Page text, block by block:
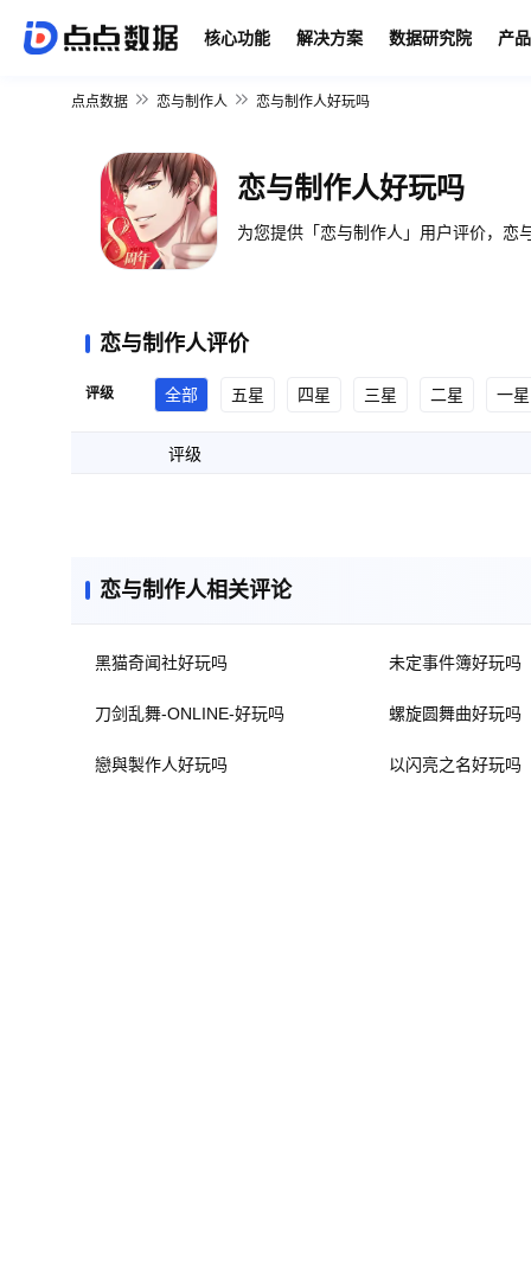
核心功能 解决方案 数据研究院 产
点点数据 恋与制作人 恋与制作人好玩吗
恋与制作人好玩吗
为您提供「恋与制作人」用户评价，恋
恋与制作人评价
评级 全部 五星 四星 三星 二星 一星
评级
恋与制作人相关评论
黑猫奇闻社好玩吗 未定事件簿好玩吗
刀剑乱舞-ONLINE-好玩吗 螺旋圆舞曲好玩吗
戀與製作人好玩吗 以闪亮之名好玩吗